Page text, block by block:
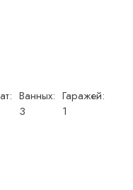
Ванных:
3
Гаражей:
1